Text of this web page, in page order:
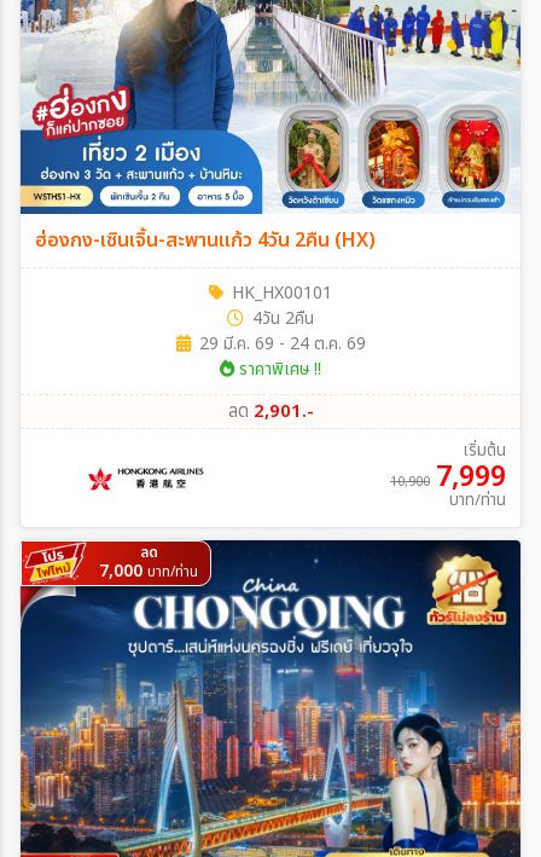
ฮ่องกง-เซินเจิ้น-สะพานแก้ว 4วัน 2คืน (HX)
HK_HX00101
4วัน 2คืน
29 มี.ค. 69 - 24 ต.ค. 69
ราคาพิเศษ !!
ลด 2,901.-
เริ่มต้น
10,900 7,999
บาท/ท่าน
ลด
7,000 บาท/ท่าน